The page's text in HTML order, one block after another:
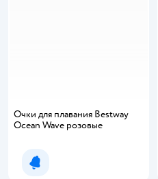
Очки для плавания Bestway
Ocean Wave розовые
Уведомить о появлении